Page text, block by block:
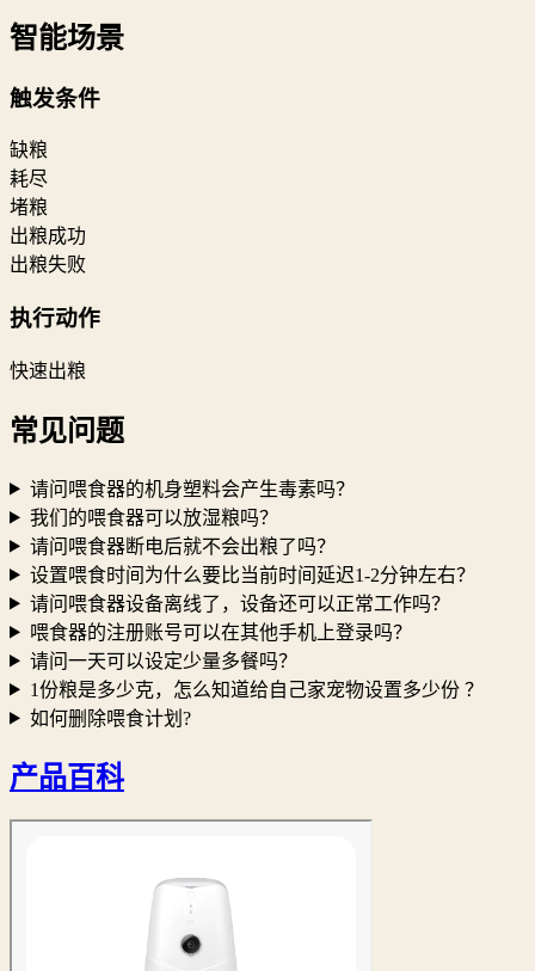
智能场景
触发条件
缺粮
耗尽
堵粮
出粮成功
出粮失败
执行动作
快速出粮
常见问题
请问喂食器的机身塑料会产生毒素吗？
我们的喂食器可以放湿粮吗？
请问喂食器断电后就不会出粮了吗？
设置喂食时间为什么要比当前时间延迟1-2分钟左右？
请问喂食器设备离线了，设备还可以正常工作吗？
喂食器的注册账号可以在其他手机上登录吗？
请问一天可以设定少量多餐吗？
1份粮是多少克，怎么知道给自己家宠物设置多少份 ？
如何删除喂食计划?
产品百科